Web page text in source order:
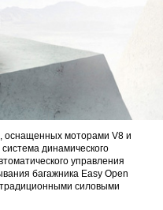
оснащенных моторами V8 и
динамического
управления
багажника Easy Open
силовыми